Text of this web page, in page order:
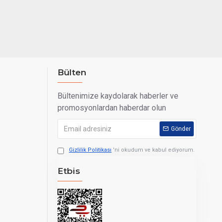
sıcak,
Bülten
Bültenimize kaydolarak haberler ve
promosyonlardan haberdar olun
Gönder
Gizlilik Politikası 'ni okudum ve kabul ediyorum.
Etbis